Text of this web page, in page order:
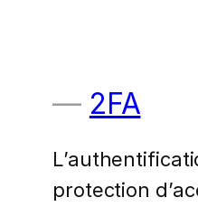
2FA
protection